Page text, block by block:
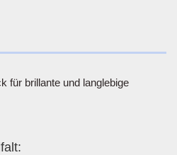
für brillante und langlebige